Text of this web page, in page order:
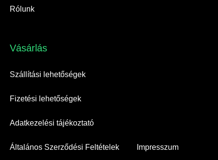
Rólunk
Vásárlás​
Szállítási lehetőségek
Fizetési lehetőségek
Adatkezelési tájékoztató
Általános Szerződési Feltételek Impresszum